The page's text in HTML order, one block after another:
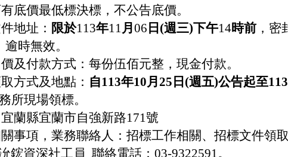
底價最低標決標，不公告底價。
地址： 限於113年11月 06 日(週三)下午14時前 ，
時無效。
及付款方式：每份伍佰元整，現金付款。
方式及地點： 自113年10月25日(週五)公告起至
所現場領標。
蘭縣宜蘭市自強新路171號
事項，業務聯絡人： 招標工作相關、招標文件領
鋐資深社工員 聯絡電話：03-9322591。